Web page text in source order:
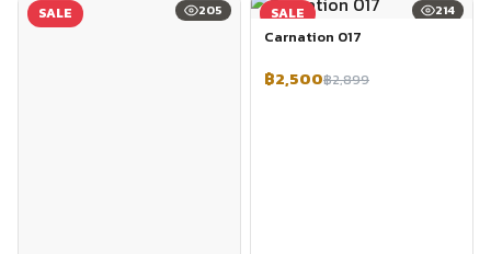
SALE 205 SALE 214
Carnation 017
฿2,500฿2,899